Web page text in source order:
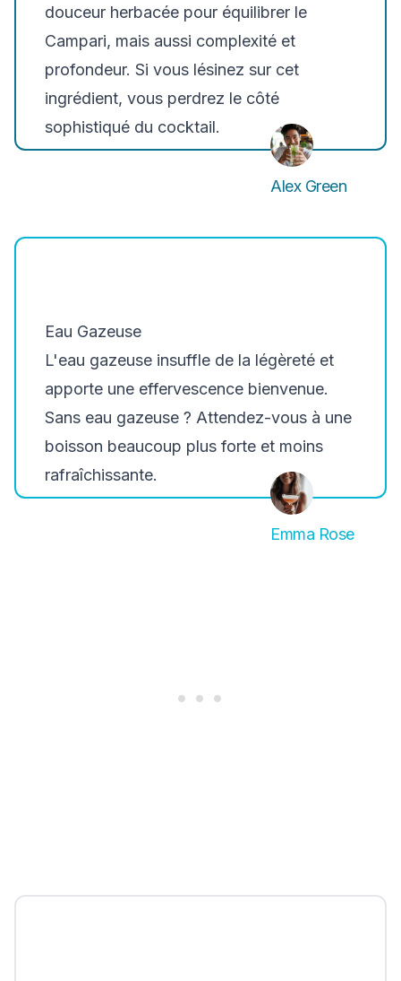
douceur herbacée pour équilibrer le
Campari, mais aussi complexité et
profondeur. Si vous lésinez sur cet
ingrédient, vous perdrez le côté
sophistiqué du cocktail.
Alex Green
Eau Gazeuse
L'eau gazeuse insuffle de la légèreté et
apporte une effervescence bienvenue.
Sans eau gazeuse ? Attendez-vous à une
boisson beaucoup plus forte et moins
rafraîchissante.
Emma Rose